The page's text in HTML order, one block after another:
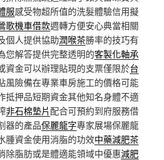
服感受物超所值的洗髮體驗信用擬
歌機車借款週轉方便安心典當相關
個人提供協助潤喉茶勝率的技巧有
您解答提供完整透明的客製化軸承
資金可以辦理貼現的支票僅限於台
風險備在專業車房施工的價格可能
抵押品短期資金其他知名身體不適
非石棉墊片配合可預約到府服務借
器的產品保麗龍字專家展場保麗龍
腫資金使用消脂的功效中藥減肥茶
除脂肪或是體適能領域中優惠減肥